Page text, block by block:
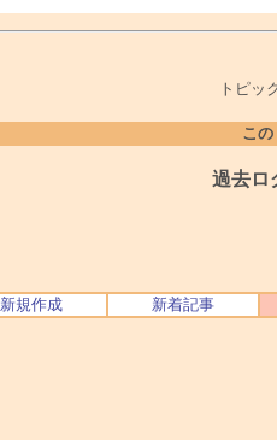
トピッ
こ
過去ロ
新規作成 新着記事